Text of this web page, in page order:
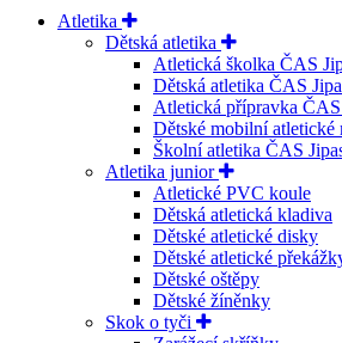
Atletika
Dětská atletika
Atletická školka ČAS
Dětská atletika ČAS
Atletická přípravka ČAS
Dětské mobilní atletické
Školní atletika ČAS
Atletika junior
Atletické PVC koule
Dětská atletická kladiva
Dětské atletické disky
Dětské atletické
Dětské oštěpy
Dětské žíněnky
Skok o tyči